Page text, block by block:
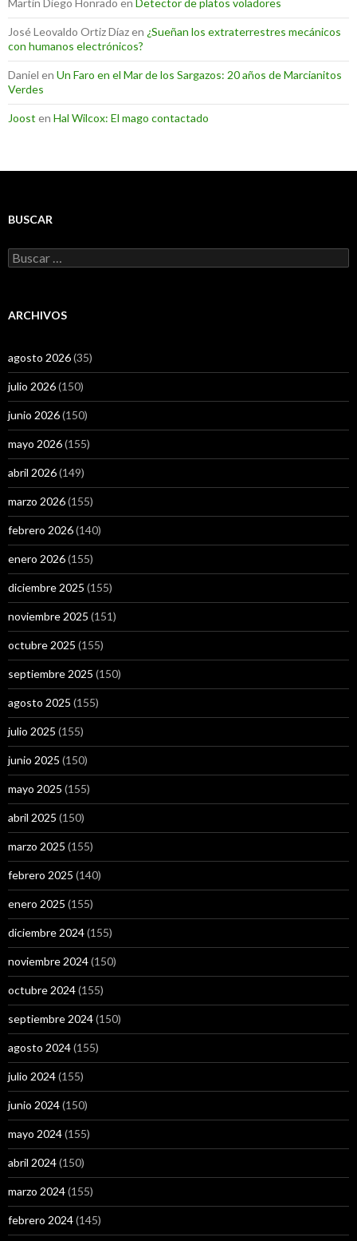
Martin Diego Honrado en Detector de platos voladores
José Leovaldo Ortiz Díazen ¿Sueñan los extraterrestres mecánicos
con humanos electrónicos?
Daniel en Un Faro en el Mar de los Sargazos: 20 años de Marcianitos
Verdes
Joost en Hal Wilcox: El mago contactado
BUSCAR
Buscar:
ARCHIVOS
agosto 2026(35)
julio 2026(150)
junio 2026(150)
mayo 2026(155)
abril 2026(149)
marzo 2026(155)
febrero 2026(140)
enero 2026(155)
diciembre 2025 (155)
noviembre 2025 (151)
octubre 2025 (155)
septiembre 2025 (150)
agosto 2025 (155)
julio 2025 (155)
junio 2025 (150)
mayo 2025 (155)
abril 2025 (150)
marzo 2025 (155)
febrero 2025 (140)
enero 2025 (155)
diciembre 2024(155)
noviembre 2024(150)
octubre 2024(155)
septiembre 2024(150)
agosto 2024(155)
julio 2024(155)
junio 2024(150)
mayo 2024(155)
abril 2024(150)
marzo 2024(155)
febrero 2024(145)